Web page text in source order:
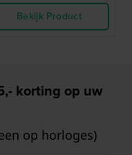
Bekijk Product
korting op uw
op horloges)